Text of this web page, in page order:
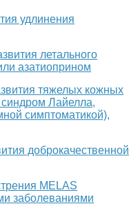
удлинения
летального
азатиоприном
тяжелых кожных
Лайелла,
симптоматикой),
доброкачественной
MELAS
заболеваниями